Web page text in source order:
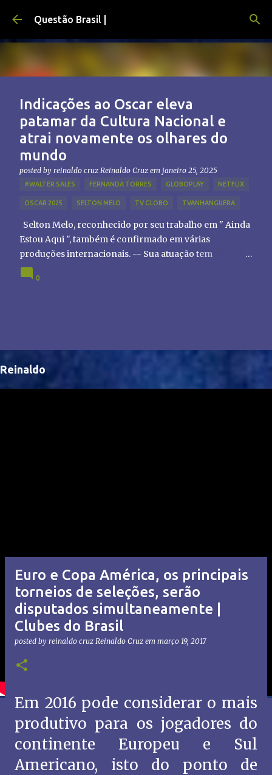
Pular para o conteúdo principal
Questão Brasil |
Indicações ao Oscar eleva
patamar da Cultura Nacional e
atrai novamente os olhares do
mundo
posted by reinaldo cruz Reinaldo Cruz em janeiro 25, 2025
#WALTER SALES FERNANDA TORRES GLOBOPLAY NETFLIX
OSCAR 2025 SELTON MELO TV GLOBO TVANHANGUERA
Selton Melo, reconhecido por seu trabalho em " Ainda
Estou Aqui ", também é confirmado em várias
produções internacionais. -- Sua atuação tem
chamado atenção de diretores e produtores fora do
Brasil, abrindo portas para novas oportunidades no
0
Reinaldo
Euro e Copa América, os principais
torneios de seleções, serão
disputados simultaneamente |
Clubes do Brasil
posted by reinaldo cruz Reinaldo Cruz em março 19, 2017
Em 2016 pode considerar o mais
produtivo para os jogadores do
continente Europeu e Sul
Americano, isto do ponto de